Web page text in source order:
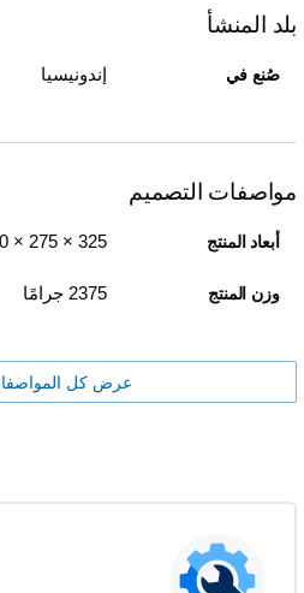
بلد المنشأ
صُنع في إندونيسيا
مواصفات التصميم
أبعاد المنتج 325 × 275 × 260 مم
وزن المنتج 2375 جرامًا
عرض كل